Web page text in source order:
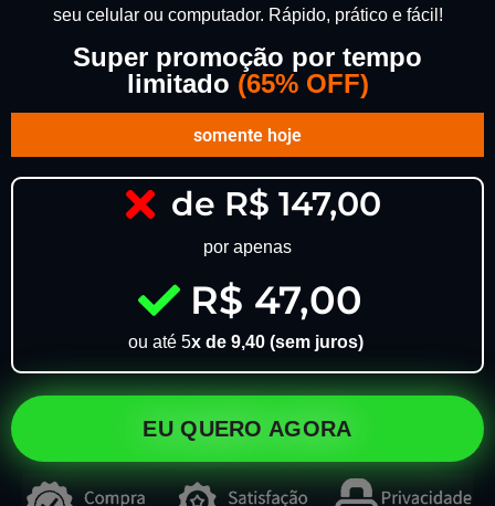
seu celular ou computador. Rápido, prático e fácil!
Super promoção por tempo
limitado (65% OFF)
somente hoje
de R$ 147,00
por apenas
R$ 47,00
ou até 5x de 9,40 (sem juros)
EU QUERO AGORA